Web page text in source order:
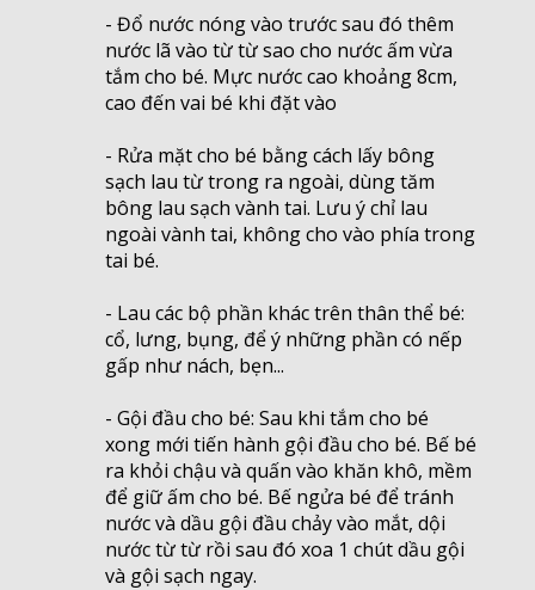
- Đổ nước nóng vào trước sau đó thêm
nước lã vào từ từ sao cho nước ấm vừa
tắm cho bé. Mực nước cao khoảng 8cm,
cao đến vai bé khi đặt vào
- Rửa mặt cho bé bằng cách lấy bông
sạch lau từ trong ra ngoài, dùng tăm
bông lau sạch vành tai. Lưu ý chỉ lau
ngoài vành tai, không cho vào phía trong
tai bé.
- Lau các bộ phần khác trên thân thể bé:
cổ, lưng, bụng, để ý những phần có nếp
gấp như nách, bẹn...
- Gội đầu cho bé: Sau khi tắm cho bé
xong mới tiến hành gội đầu cho bé. Bế bé
ra khỏi chậu và quấn vào khăn khô, mềm
để giữ ấm cho bé. Bế ngửa bé để tránh
nước và dầu gội đầu chảy vào mắt, dội
nước từ từ rồi sau đó xoa 1 chút dầu gội
và gội sạch ngay.